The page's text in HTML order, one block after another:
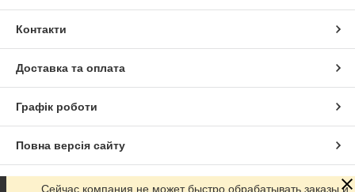
Контакти
Доставка та оплата
Графік роботи
Повна версія сайту
Сайт створено на маркетплейсі Prom.ua
Сейчас компания не может быстро обрабатывать заказы и